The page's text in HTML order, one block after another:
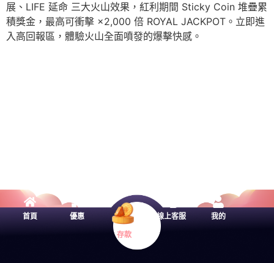
展、LIFE 延命 三大火山效果，紅利期間 Sticky Coin 堆疊累
積獎金，最高可衝擊 ×2,000 倍 ROYAL JACKPOT。立即進
入高回報區，體驗火山全面噴發的爆擊快感。
首頁 優惠
存款
線上客服 我的